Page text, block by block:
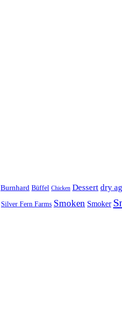
Burnhard Büffel Chicken Dessert dry
Silver Fern Farms Smoken Smoker